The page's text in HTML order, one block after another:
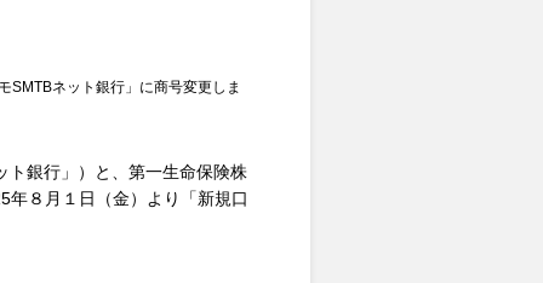
ネット銀行」に商号変更しま
ト銀行」）と、第一生命保険株
年８月１日（金）より「新規口